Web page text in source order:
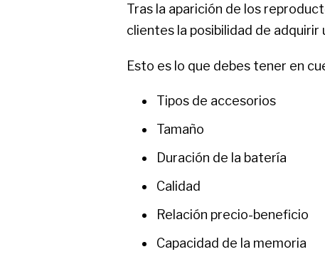
Tras la aparición de los
clientes la posibilidad de adquirir
Esto es lo que debes tener en
Tipos de accesorios
Tamaño
Duración de la batería
Calidad
Relación precio-beneficio
Capacidad de la memoria